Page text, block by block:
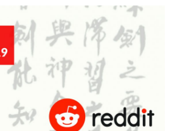
neuf
sur
Reddit
r/taijiquan
(Décembre
2019)
?